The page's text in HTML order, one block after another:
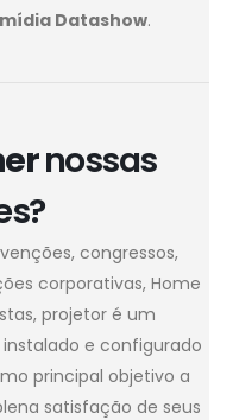
Datashow.
nossas
congressos,
corporativas, Home
projetor é um
e configurado
principal objetivo a
satisfação de seus